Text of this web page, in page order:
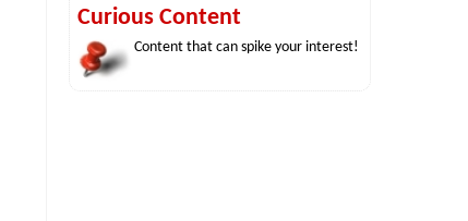
Curious Content
Content that can spike your interest!